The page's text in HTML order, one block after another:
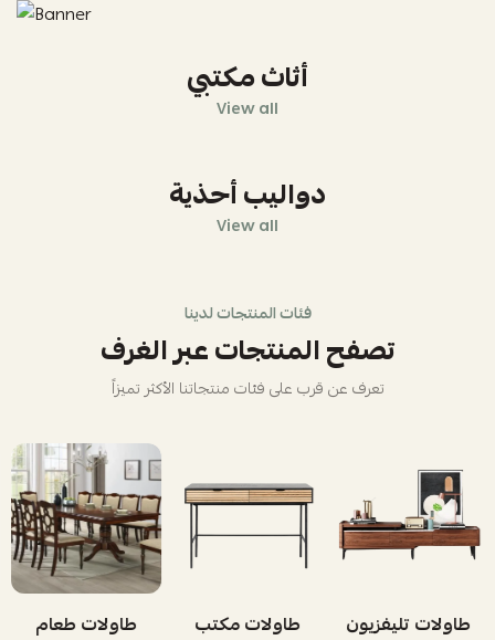
أثاث مكتبي
View all
دواليب أحذية
View all
فئات المنتجات لدينا
تصفح المنتجات عبر الغرف
تعرف عن قرب على فئات منتجاتنا الأكثر تميزاً
طاولات طعام طاولات مكتب طاولات تليفزيون